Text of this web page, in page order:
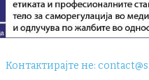
Контактирајте не: